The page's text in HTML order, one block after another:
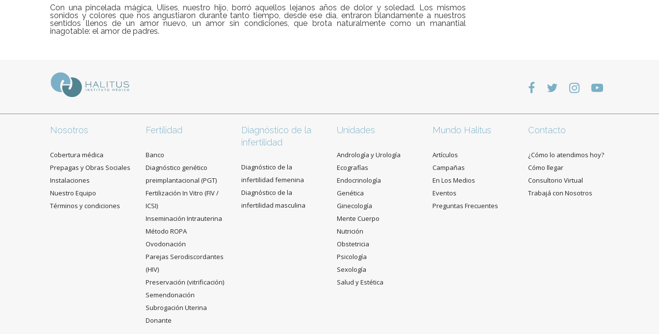
Con una pincelada mágica, Ulises, nuestro hijo, borró aquellos lejanos años de dolor y soledad. Los mismos
sonidos y colores que nos angustiaron durante tanto tiempo, desde ese día, entraron blandamente a nuestros
sentidos llenos de un amor nuevo, un amor sin condiciones, que brota naturalmente como un manantial
inagotable: el amor de padres.
Nosotros
Cobertura médica
Prepagas y Obras Sociales
Instalaciones
Nuestro Equipo
Términos y condiciones
Fertilidad
Banco
Diagnóstico genético
preimplantacional (PGT)
Fertilización In Vitro (FIV /
ICSI)
Inseminación Intrauterina
Método ROPA
Ovodonación
Parejas Serodiscordantes
(HIV)
Preservación (vitrificación)
Semendonación
Subrogación Uterina
Donante
Diagnóstico de la
infertilidad
Diagnóstico de la
infertilidad femenina
Diagnóstico de la
infertilidad masculina
Unidades
Andrología y Urología
Ecografías
Endocrinología
Genética
Ginecología
Mente Cuerpo
Nutrición
Obstetricia
Psicología
Sexología
Salud y Estética
Mundo Halitus
Artículos
Campañas
En Los Medios
Eventos
Preguntas Frecuentes
Contacto
¿Cómo lo atendimos hoy?
Cómo llegar
Consultorio Virtual
Trabajá con Nosotros